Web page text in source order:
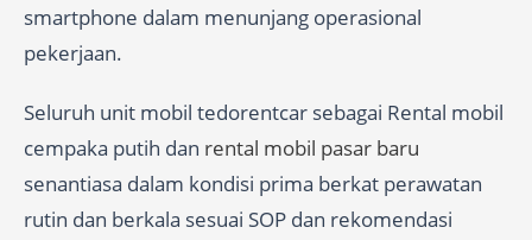
smartphone dalam menunjang operasional
pekerjaan.
Seluruh unit mobil tedorentcar sebagai Rental mobil
cempaka putih dan rental mobil pasar baru
senantiasa dalam kondisi prima berkat perawatan
rutin dan berkala sesuai SOP dan rekomendasi